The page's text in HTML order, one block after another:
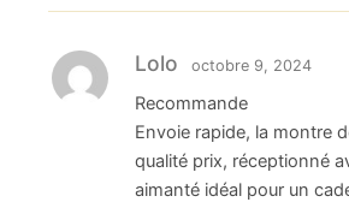
Lolo octobre 9, 2024
Recommande
Envoie rapide, la montre
qualité prix, réceptionné
aimanté idéal pour un